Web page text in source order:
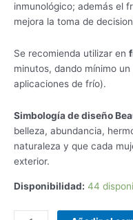
inmunológico; además el
mejora la toma de
Se recomienda utilizar en
minutos, dando mínimo
aplicaciones de frío).
Simbología de diseño
belleza, abundancia,
naturaleza y que cada
exterior.
Disponibilidad: 44